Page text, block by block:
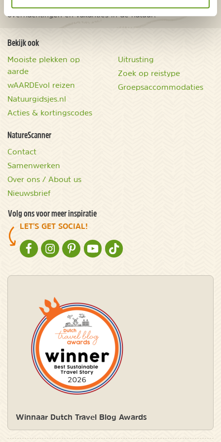
overnachtingen en vakanties in de natuur!
Bekijk ook
Mooiste plekken op
aarde
wAARDEvol reizen
Natuurgidsjes.nl
Acties & kortingscodes
Uitrusting
Zoek op reistype
Groepsaccommodaties
NatureScanner
Contact
Samenwerken
Over ons / About us
Nieuwsbrief
Volg ons voor meer inspiratie
LET'S GET SOCIAL!
NATURESCANNER OP FACEBOOK
NATURESCANNER OP INSTAGRAM
NATURESCANNER OP PINTEREST
NATURESCANNER OP YOUTUBE
NATURESCANNER OP TIKTOK
Winnaar Dutch Travel Blog Awards